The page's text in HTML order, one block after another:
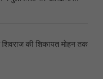
की शिकायत मोहन तक